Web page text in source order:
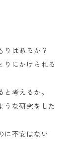
はあるか？
にかけられる
考えるか。
な研究をした
不安はない